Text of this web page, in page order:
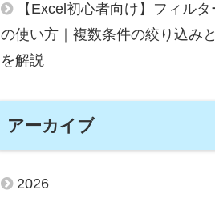
【Excel初心者向け】フィル
の使い方｜複数条件の絞り込み
を解説
アーカイブ
2026